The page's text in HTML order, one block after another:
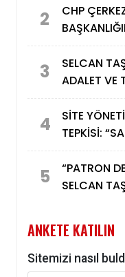
2
CHP
3
SELCAN
ADALET VE
4
SİTE
TEPKİSİ:
5
“PATRON
SELCAN
ANKETE KATILIN
Sitemizi nasıl